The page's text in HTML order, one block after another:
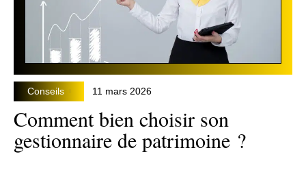
Conseils 11 mars 2026
Comment bien choisir son
gestionnaire de patrimoine ?